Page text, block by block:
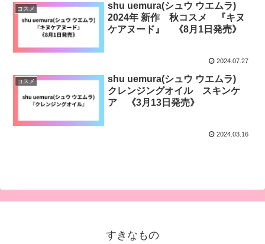
コスメ
shu uemura(シュウ ウエムラ)
2024年 新作 秋コスメ 『キヌ
ケアヌード』 《8月1日発売》
2024.07.27
コスメ
shu uemura(シュウ ウエムラ)
クレンジングオイル スキンケ
ア 《3月13日発売》
2024.03.16
すきなもの